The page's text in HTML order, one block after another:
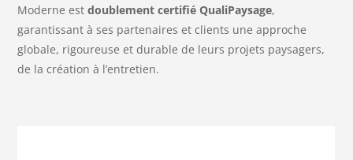
Moderne estdoublement certifié QualiPaysage,
garantissant à ses partenaires et clients une approche
globale, rigoureuse et durable de leurs projets paysagers,
de la création à l’entretien.